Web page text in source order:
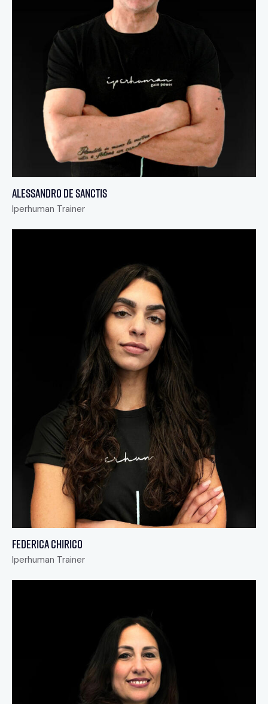
Alessandro De Sanctis
Iperhuman Trainer
Federica Chirico
Iperhuman Trainer